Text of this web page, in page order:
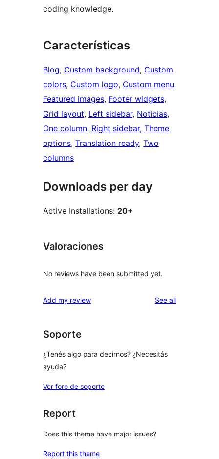
coding knowledge.
Características
Blog, Custom background, Custom
colors, Custom logo, Custom menu
Featured images, Footer widgets
Grid layout, Left sidebar, Noticias
One column, Right sidebar, Theme
options, Translation ready, Two
columns
Downloads per day
Active Installations: 20+
Valoraciones
No reviews have been submitted yet.
Add my review See allreviews
Soporte
¿Tenés algo para decirnos? ¿Necesitás
ayuda?
Ver foro de soporte
Report
Does this theme have major issues?
Report this theme